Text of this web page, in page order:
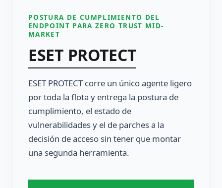
POSTURA DE CUMPLIMIENTO DEL
ENDPOINT PARA ZERO TRUST MID-
MARKET
ESET PROTECT
ESET PROTECT corre un único agente ligero
por toda la flota y entrega la postura de
cumplimiento, el estado de
vulnerabilidades y el de parches a la
decisión de acceso sin tener que montar
una segunda herramienta.